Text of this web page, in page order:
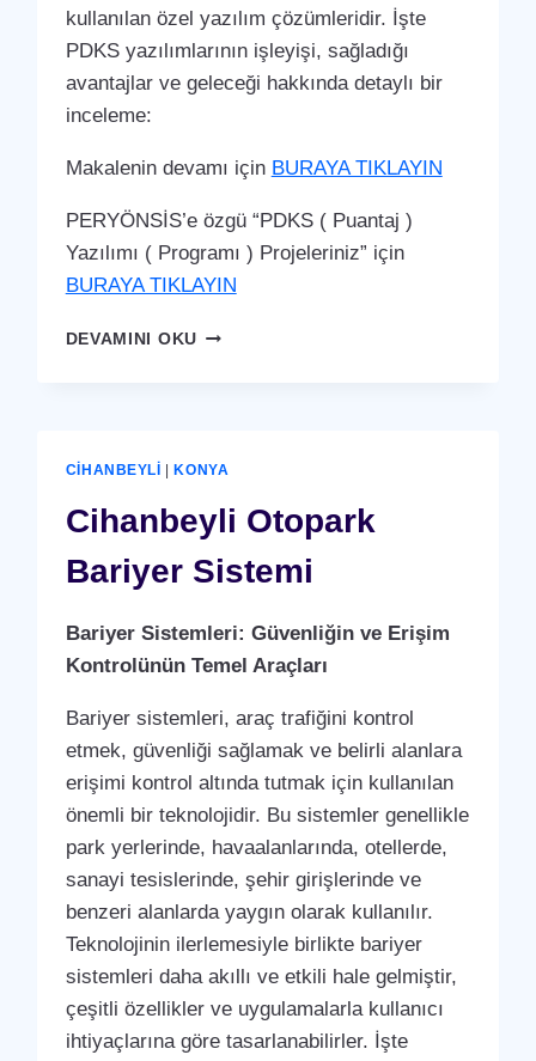
kullanılan özel yazılım çözümleridir. İşte
PDKS yazılımlarının işleyişi, sağladığı
avantajlar ve geleceği hakkında detaylı bir
inceleme:
Makalenin devamı için BURAYA TIKLAYIN
PERYÖNSİS’e özgü “PDKS ( Puantaj )
Yazılımı ( Programı ) Projeleriniz” için
BURAYA TIKLAYIN
DEVAMINI OKUCIHANBEYLI
YAZILIMI
(PROGRAMI)
CIHANBEYLI KONYA
Cihanbeyli Otopark
Bariyer Sistemi
Bariyer Sistemleri: Güvenliğin ve Erişim
Kontrolünün Temel Araçları
Bariyer sistemleri, araç trafiğini kontrol
etmek, güvenliği sağlamak ve belirli alanlara
erişimi kontrol altında tutmak için kullanılan
önemli bir teknolojidir. Bu sistemler genellikle
park yerlerinde, havaalanlarında, otellerde,
sanayi tesislerinde, şehir girişlerinde ve
benzeri alanlarda yaygın olarak kullanılır.
Teknolojinin ilerlemesiyle birlikte bariyer
sistemleri daha akıllı ve etkili hale gelmiştir,
çeşitli özellikler ve uygulamalarla kullanıcı
ihtiyaçlarına göre tasarlanabilirler. İşte